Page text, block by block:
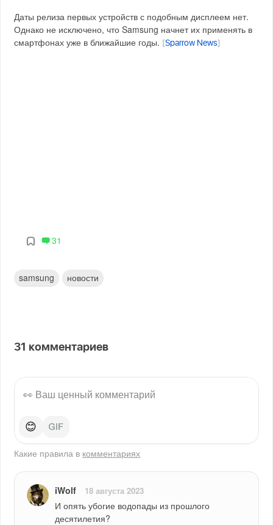
Даты релиза первых устройств с подобным дисплеем нет.
Однако не исключено, что Samsung начнет их применять в
смартфонах уже в ближайшие годы.
[Sparrow News
31
samsung новости
31 комментариев
😊
Какие правила в комментариях
iWolf 18 августа 2023
И опять убогие водопады из прошлого
десятилетия?